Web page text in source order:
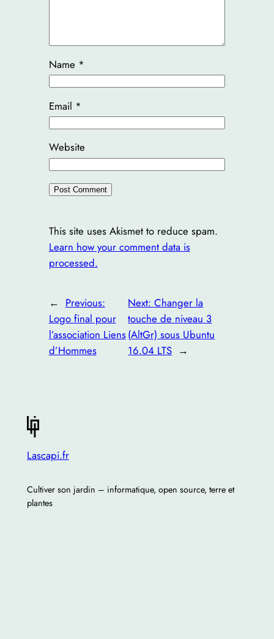
Name *
Email *
Website
This site uses Akismet to reduce spam.
Learn how your comment data is
processed.
← Previous:
Logo final pour
l’association Liens
d’Hommes
Next:Changer la
touche de niveau 3
(AltGr) sous Ubuntu
16.04 LTS →
Lascapi.fr
Cultiver son jardin – informatique, open source, terre et
plantes